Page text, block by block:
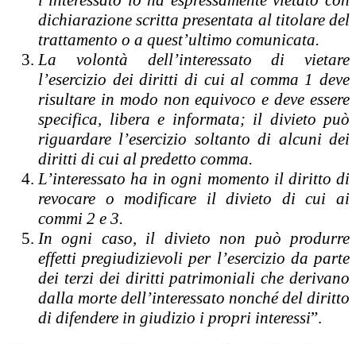
dichiarazione scritta presentata al titolare del
trattamento o a quest’ultimo comunicata.
La volontà dell’interessato di vietare
l’esercizio dei diritti di cui al comma 1 deve
risultare in modo non equivoco e deve essere
specifica, libera e informata; il divieto può
riguardare l’esercizio soltanto di alcuni dei
diritti di cui al predetto comma.
L’interessato ha in ogni momento il diritto di
revocare o modificare il divieto di cui ai
commi 2 e 3.
In ogni caso, il divieto non può produrre
effetti pregiudizievoli per l’esercizio da parte
dei terzi dei diritti patrimoniali che derivano
dalla morte dell’interessato nonché del diritto
di difendere in giudizio i propri interessi”.